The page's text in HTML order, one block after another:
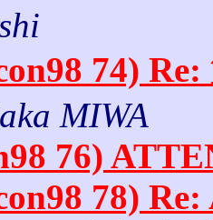
74)
MIWA
76)
78)